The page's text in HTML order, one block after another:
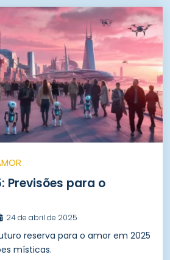
Previsões para o
24 de abril de 2025
reserva para o amor em 2025
místicas.